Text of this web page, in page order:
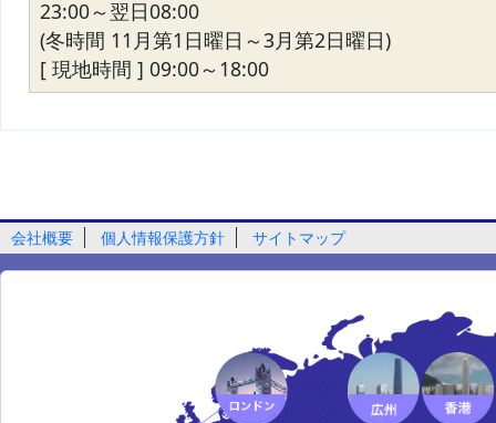
23:00～翌日08:00
(冬時間 11月第1日曜日～3月第2日曜日)
[ 現地時間 ] 09:00～18:00
会社概要 個人情報保護方針 サイトマップ